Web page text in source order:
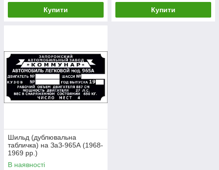
Купити Купити
Шильд (дублювальна
табличка) на ЗаЗ-965А (1968-
1969 рр.)
В наявності